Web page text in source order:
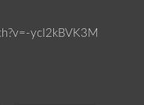
ycI2kBVK3M